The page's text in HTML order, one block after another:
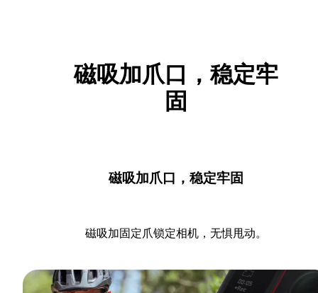
磁吸加爪口，稳定牢
固
磁吸加爪口，稳定牢固
磁吸加固定爪锁定相机，无惧甩动。